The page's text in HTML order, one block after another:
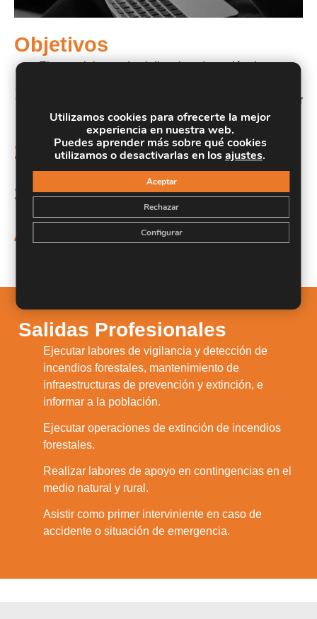
Objetivos
1.
Ejecutar labores de vigilancia y detección de
infraestructuras de prevención y extinción, e informar
a la población.
2.
Ejecutar operaciones de extinción de incendios
forestales.
3.
Realizar labores de apoyo en contingencias en el
4.
Asistir como primer interviniente en caso de
accidente o situación de emergencia.
Salidas Profesionales
Ejecutar labores de vigilancia y detección de
incendios forestales, mantenimiento de
infraestructuras de prevención y extinción, e
informar a la población.
Ejecutar operaciones de extinción de incendios
forestales.
Realizar labores de apoyo en contingencias en el
medio natural y rural.
Asistir como primer interviniente en caso de
accidente o situación de emergencia.
Utilizamos cookies para ofrecerte la mejor
experiencia en nuestra web.
Puedes aprender más sobre qué cookies
utilizamos o desactivarlas en losajustes.
Aceptar
Rechazar
Configurar